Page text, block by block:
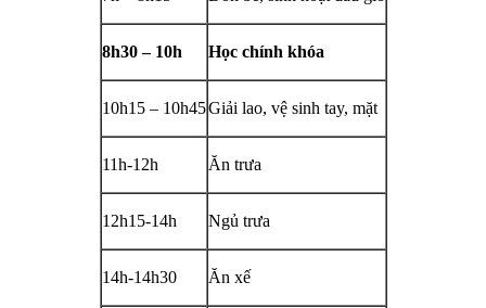
8h30 – 10h Học chính khóa
10h15 – 10h45Giải lao, vệ sinh tay, mặt
11h-12h Ăn trưa
12h15-14h Ngủ trưa
14h-14h30 Ăn xế